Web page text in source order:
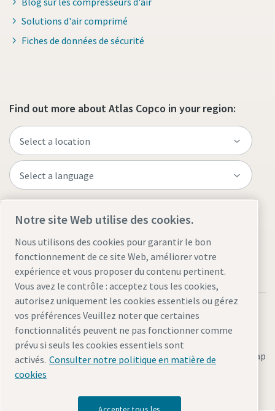
Solutions d'air comprimé
Fiches de données de sécurité
Find out more about Atlas Copco in your region:
Legal & Privacy NoticesGérer les cookiesAccessibility Sitemap
© 2026 Atlas Copco AB
Notre site Web utilise des cookies.
Nous utilisons des cookies pour garantir le bon
fonctionnement de ce site Web, améliorer votre
expérience et vous proposer du contenu pertinent.
Vous avez le contrôle : acceptez tous les cookies,
autorisez uniquement les cookies essentiels ou gérez
vos préférences Veuillez noter que certaines
fonctionnalités peuvent ne pas fonctionner comme
prévu si seuls les cookies essentiels sont
activés. Consulter notre politique en matière de
cookies